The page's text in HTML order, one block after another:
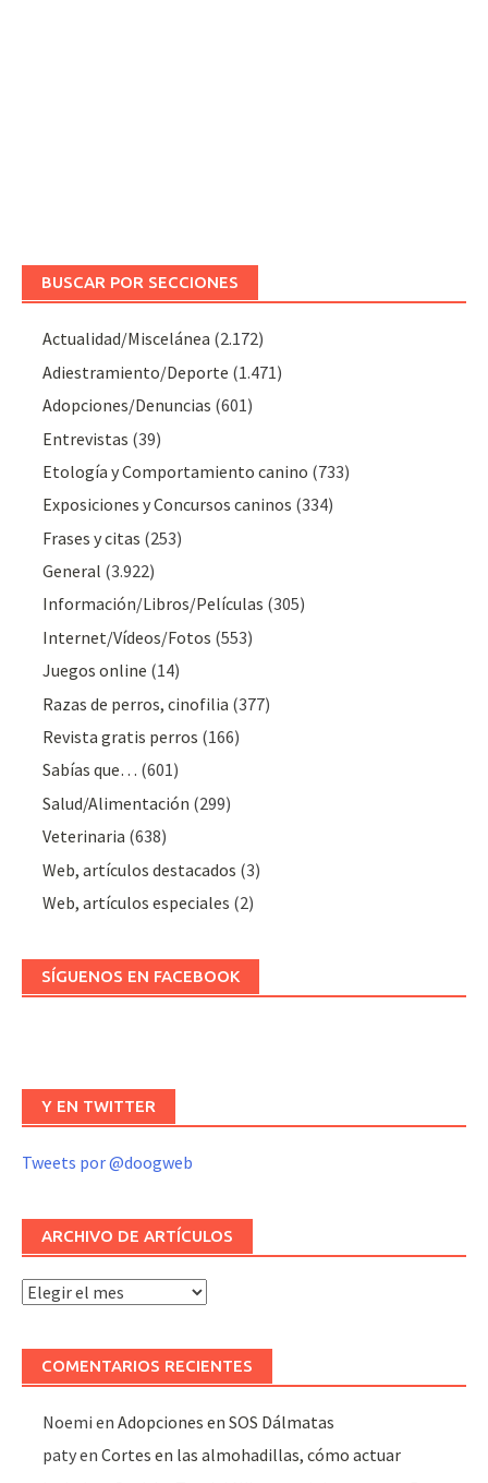
BUSCAR POR SECCIONES
Actualidad/Miscelánea (2.172)
Adiestramiento/Deporte (1.471)
Adopciones/Denuncias (601)
Entrevistas (39)
Etología y Comportamiento canino (733)
Exposiciones y Concursos caninos (334)
Frases y citas (253)
General (3.922)
Información/Libros/Películas (305)
Internet/Vídeos/Fotos (553)
Juegos online (14)
Razas de perros, cinofilia (377)
Revista gratis perros (166)
Sabías que… (601)
Salud/Alimentación (299)
Veterinaria (638)
Web, artículos destacados (3)
Web, artículos especiales (2)
SÍGUENOS EN FACEBOOK
Y EN TWITTER
Tweets por @doogweb
ARCHIVO DE ARTÍCULOS
Archivo
COMENTARIOS RECIENTES
Noemi enAdopciones en SOS Dálmatas
patyenCortes en las almohadillas, cómo actuar